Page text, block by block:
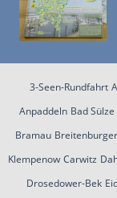
3-Seen-Rundfahrt
Anpaddeln Bad Sülze
Bramau
Klempenow Carwitz
Drosedower-Bek